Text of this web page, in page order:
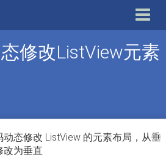
Toggle
修改ListView元素
态修改 ListView 的元素布局，从垂
改为垂直